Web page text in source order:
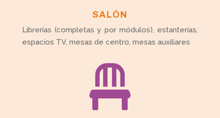
SALÓN
Librerías (completas y por módulos), estanterías,
espacios TV, mesas de centro, mesas auxiliares
